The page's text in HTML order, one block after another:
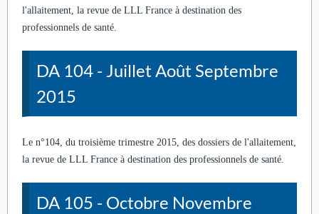
l'allaitement, la revue de LLL France à destination des
professionnels de santé.
DA 104 - Juillet Août Septembre
2015
Le n°104, du troisième trimestre 2015, des dossiers de l'allaitement,
la revue de LLL France à destination des professionnels de santé.
DA 105 - Octobre Novembre